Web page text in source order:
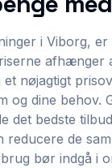
i Viborg,
afhænger
nøjagtigt
og dine behov.
det bedste
de
bør indgå i